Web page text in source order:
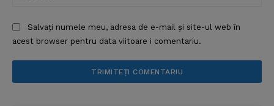
Salvați numele meu, adresa de e-mail și site-ul web în
acest browser pentru data viitoare i comentariu.